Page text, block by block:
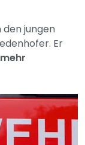
den jungen
Er
mehr